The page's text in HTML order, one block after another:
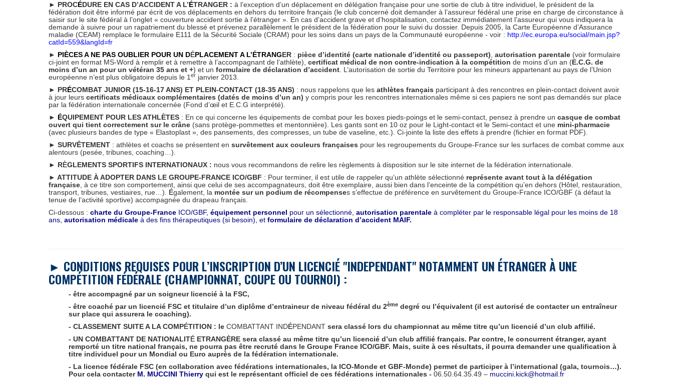
► PROCÉDURE EN CAS D’ACCIDENT A L’ÉTRANGER : à l’exception d’un déplacement en délégation française pour une sortie de club à titre individuel, le président de la
fédération doit être informé par écrit de vos déplacements en dehors du territoire français (le club concerné doit demander à l’assureur fédéral une prise en charge de circonstance à
saisir sur le site fédéral à l’onglet « couverture accident sortie à l’étranger ». En cas d’accident grave et d’hospitalisation, contactez immédiatement l’assureur qui vous indiquera la
demande à suivre pour un rapatriement du blessé et prévenez parallèlement le président de la fédération pour le suivi du dossier. Depuis 2005, la Carte Européenne d’Assurance
maladie (CEAM) remplace le formulaire E111 de la Sécurité Sociale (CRAM) pour les soins dans un pays de la Communauté européenne - voir : http://ec.europa.eu/social/main.jsp?
catId=559&langId=fr
► PIÈCES A NE PAS OUBLIER POUR UN DÉPLACEMENT A L’ÉTRANGER : pièce d’identité (carte nationale d’identité ou passeport) autorisation parentale (voir formulaire
ci-joint en format MS-Word à remplir et à remettre à l’accompagnant de l’athlète), certificat médical de non contre-indication à la compétition de moins d’un an (E.C.G. de
moins d’un an pour un vétéran 35 ans et +) et un formulaire de déclaration d’accident . L’autorisation de sortie du Territoire pour les mineurs appartenant au pays de l’Union
européenne n’est plus obligatoire depuis le 1 er janvier 2013.
► PRÉCOMBAT JUNIOR (15-16-17 ANS) ET PLEIN-CONTACT (18-35 ANS) : nous rappelons que les athlètes français participant à des rencontres en plein-contact doivent avoir
à jour leurs certificats médicaux complémentaires (datés de moins d’un an) y compris pour les rencontres internationales même si ces papiers ne sont pas demandés sur place
par la fédération internationale concernée (Fond d’œil et E.C.G interprété).
► ÉQUIPEMENT POUR LES ATHLÈTES : En ce qui concerne les équipements de combat pour les boxes pieds-poings et le semi-contact, pensez à prendre un casque de combat
ouvert qui tient correctement sur le crâne (sans protège-pommettes et mentonnière). Les gants sont en 10 oz pour le Light-contact et le Semi-contact et une mini-pharmacie
(avec plusieurs bandes de type « Elastoplast », des pansements, des compresses, un tube de vaseline, etc.). Ci-jointe la liste des effets à prendre (fichier en format PDF).
► SURVÊTEMENT : athlètes et coachs se présentent en survêtement aux couleurs françaises pour les regroupements du Groupe-France sur les surfaces de combat comme aux
alentours (pesée, tribunes, coaching…).
► RÈGLEMENTS SPORTIFS INTERNATIONAUX : nous vous recommandons de relire les règlements à disposition sur le site internet de la fédération internationale.
► ATTITUDE À ADOPTER DANS LE GROUPE-FRANCE ICO/GBF : Pour terminer, il est utile de rappeler qu’un athlète sélectionné représente avant tout à la délégation
française , à ce titre son comportement, ainsi que celui de ses accompagnateurs, doit être exemplaire, aussi bien dans l’enceinte de la compétition qu’en dehors (Hôtel, restauration,
transport, tribunes, vestiaires, rue…). Également, la montée sur un podium de récompenses s’effectue de préférence en survêtement du Groupe-France ICO/GBF (à défaut la
tenue de l’activité sportive) accompagnée du drapeau français.
Ci-dessous : charte du Groupe-France ICO/GBF, équipement personnel pour un sélectionné, autorisation parentale à compléter par le responsable légal pour les moins de 18
ans, autorisation médicale à des fins thérapeutiques (si besoin), et formulaire de déclaration d’accident MAIF.
► CONDITIONS REQUISES POUR L’INSCRIPTION D’UN LICENCIÉ "INDEPENDANT" NOTAMMENT UN ÉTRANGER À UNE
COMPÉTITION FÉDÉRALE (CHAMPIONNAT, COUPE OU TOURNOI) :
- être accompagné par un soigneur licencié à la FSC,
- être coaché par un licencié FSC et titulaire d’un diplôme d’entraineur de niveau fédéral du 2ème degré ou l’équivalent (il est autorisé de contacter un entraîneur
sur place qui assurera le coaching).
- CLASSEMENT SUITE A LA COMPÉTITION : le COMBATTANT INDÉPENDANT sera classé lors du championnat au même titre qu’un licencié d’un club affilié.
- UN COMBATTANT DE NATIONALITÉ ETRANGÈRE sera classé au même titre qu’un licencié d’un club affilié français. Par contre, le concurrent étranger, ayant
remporté un titre national français, ne pourra pas être recruté dans le Groupe France ICO/GBF. Mais, suite à ces résultats, il pourra demander une qualification à
titre individuel pour un Mondial ou Euro auprès de la fédération internationale.
- La licence fédérale FSC (en collaboration avec fédérations internationales, la ICO-Monde et GBF-Monde) permet de participer à l’international (gala, tournois…).
Pour cela contacter M. MUCCINI Thierry qui est le représentant officiel de ces fédérations internationales - 06.50.64.35.49 – muccini.kick@hotmail.fr